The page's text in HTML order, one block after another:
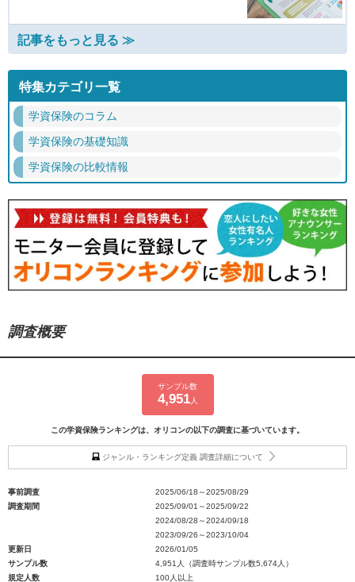
記事をもっと見る ≫
特集カテゴリ一覧
学資保険のコラム
学資保険の基礎知識
学資保険の比較情報
調査概要
サンプル数
4,951人
この学資保険ランキングは、オリコンの以下の調査に基づいています。
ジャンル・ランキング定義 調査詳細について
事前調査
2025/06/18～2025/08/29
調査期間
2025/09/01～2025/09/22
2024/08/28～2024/09/18
2023/09/26～2023/10/04
更新日
2026/01/05
サンプル数
4,951人（調査時サンプル数5,674人）
規定人数
100人以上